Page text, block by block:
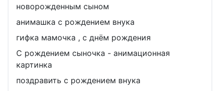
новорожденным сыном
анимашка с рождением внука
гифка мамочка , с днём рождения
С рождением сыночка - анимационная
картинка
поздравить с рождением внука